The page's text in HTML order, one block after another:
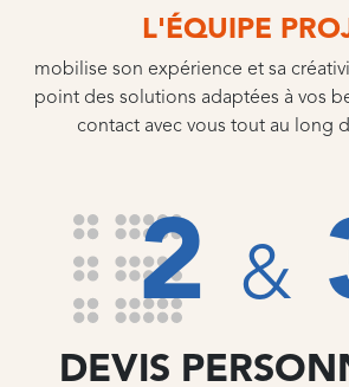
L'ÉQUIPE
mobilise son expérience et sa
point des solutions adaptées à vos
contact avec vous tout au long
2 &
DEVIS